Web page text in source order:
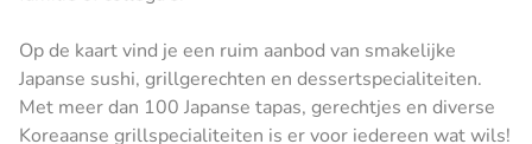
Op de kaart vind je een ruim aanbod van smakelijke
Japanse sushi, grillgerechten en dessertspecialiteiten.
Met meer dan 100 Japanse tapas, gerechtjes en diverse
Koreaanse grillspecialiteiten is er voor iedereen wat wils!